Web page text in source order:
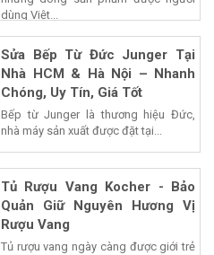
dùng Việt...
Sửa Bếp Từ Đức Junger Tại
Nhà HCM & Hà Nội – Nhanh
Chóng, Uy Tín, Giá Tốt
Bếp từ Junger là thương hiệu Đức,
nhà máy sản xuất được đặt tại...
Tủ Rượu Vang Kocher - Bảo
Quản Giữ Nguyên Hương Vị
Rượu Vang
Tủ rượu vang ngày càng được giới trẻ